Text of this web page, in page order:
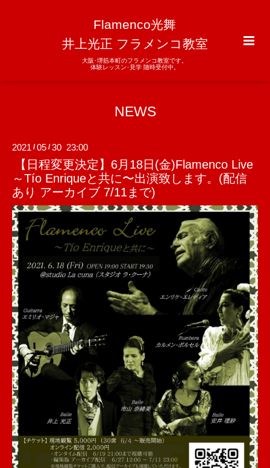
Flamenco光舞
井上光正 フラメンコ教室
大阪･堺筋本町のフラメンコ教室です。
体験レッスン･見学 随時受付中。
NEWS
2021 /05 /30 23:00
【日程変更決定】6月18日(金)Flamenco Live
～Tío Enriqueと共に〜出演致します。(配信
あり アーカイブ 7/11まで)